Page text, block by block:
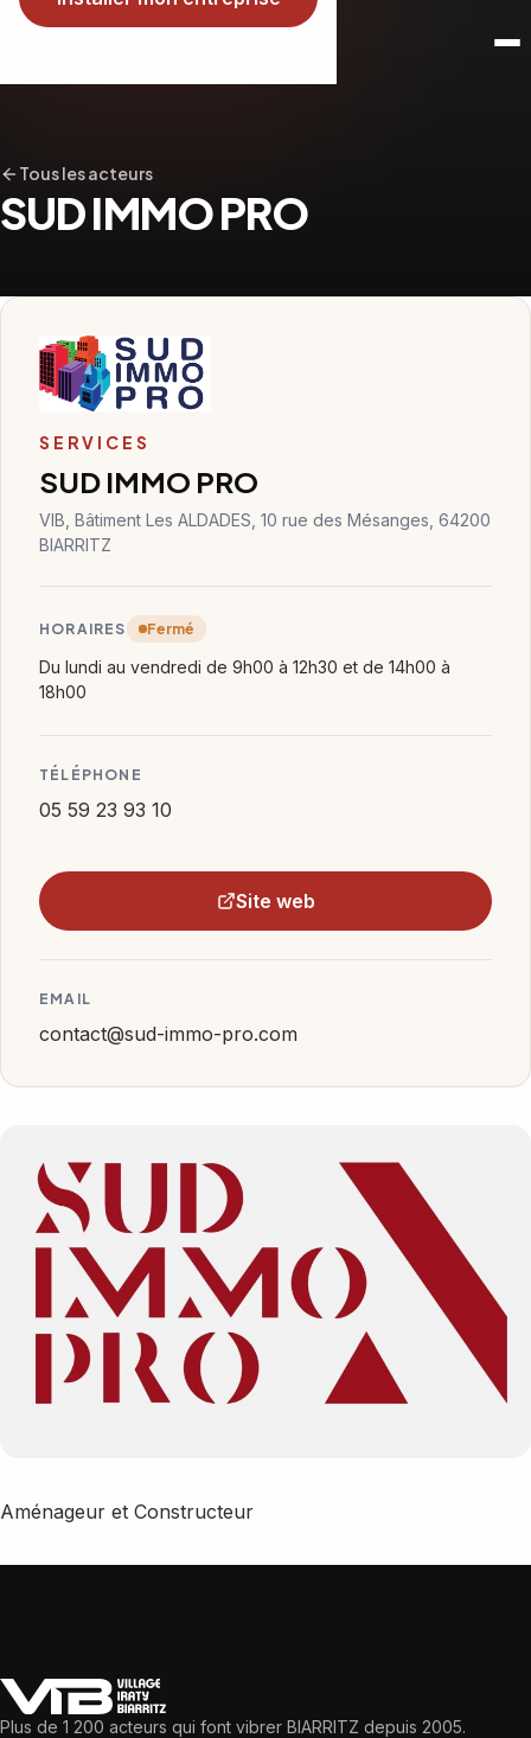
Tous les acteurs
SUD IMMO PRO
SERVICES
SUD IMMO PRO
VIB, Bâtiment Les ALDADES, 10 rue des Mésanges, 64200
BIARRITZ
HORAIRES Fermé
Du lundi au vendredi de 9h00 à 12h30 et de 14h00 à
18h00
TÉLÉPHONE
05 59 23 93 10
Site web
EMAIL
contact@sud-immo-pro.com
Aménageur et Constructeur
Plus de 1 200 acteurs qui font vibrer BIARRITZ depuis 2005.